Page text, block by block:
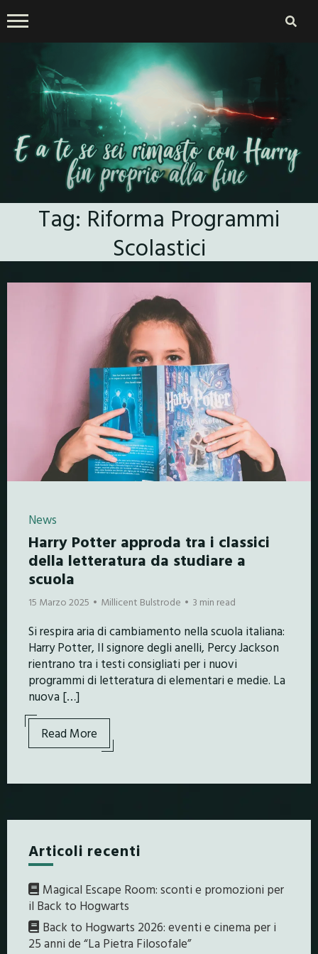
to
E a te se sei rimasto con
Harry fin proprio alla fine
Tag: Riforma Programmi
Scolastici
News
Harry Potter approda tra i classici
della letteratura da studiare a
scuola
15 Marzo 2025 Millicent Bulstrode 3 min read
Si respira aria di cambiamento nella scuola italiana:
Harry Potter, Il signore degli anelli, Percy Jackson
rientrano tra i testi consigliati per i nuovi
programmi di letteratura di elementari e medie. La
nuova […]
Read More
Articoli recenti
Magical Escape Room: sconti e promozioni per
il Back to Hogwarts
Back to Hogwarts 2026: eventi e cinema per i
25 anni de “La Pietra Filosofale”